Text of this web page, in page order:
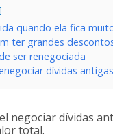
quando ela fica
ter grandes
ser renegociada
dívidas antigas
negociar dívidas
total.